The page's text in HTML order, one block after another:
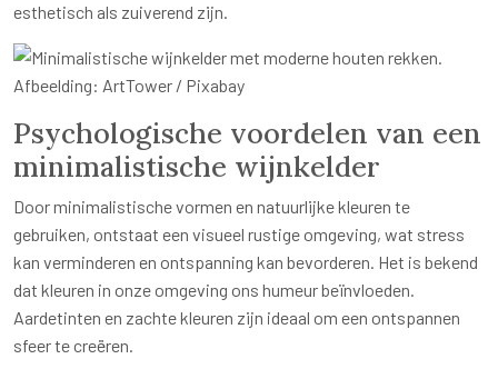
esthetisch als zuiverend zijn.
Afbeelding: ArtTower / Pixabay
Psychologische voordelen van een
minimalistische wijnkelder
Door minimalistische vormen en natuurlijke kleuren te
gebruiken, ontstaat een visueel rustige omgeving, wat stress
kan verminderen en ontspanning kan bevorderen. Het is bekend
dat kleuren in onze omgeving ons humeur beïnvloeden.
Aardetinten en zachte kleuren zijn ideaal om een ontspannen
sfeer te creëren.